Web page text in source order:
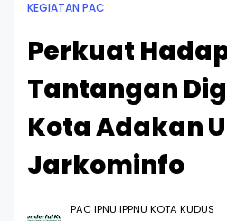
KEGIATAN PAC
Perkuat
Tantangan
Kota Adakan
Jarkominfo
PAC IPNU IPPNU KOTA KUDUS